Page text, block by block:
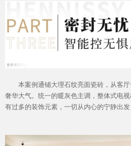
本案例通铺大理石纹亮面瓷砖，从客厅
奢华大气。统一的暖灰色主调，整体式电
有过多的装饰元素，一切从内心的宁静出发